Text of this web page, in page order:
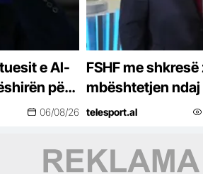
e Al-
për
06/08/26
FSHF me
mbështetjen
telesport.al